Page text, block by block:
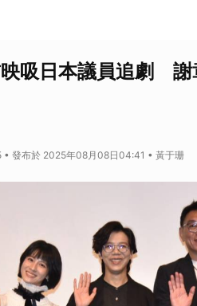
映吸日本議員追劇
發布於 2025年08月08日04:41 • 黃于珊